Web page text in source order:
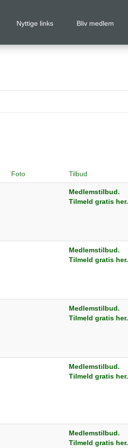
Nyttige links Bliv medlem
Foto Tilbud
Medlemstilbud.
Tilmeld gratis her.
Medlemstilbud.
Tilmeld gratis her.
Medlemstilbud.
Tilmeld gratis her.
Medlemstilbud.
Tilmeld gratis her.
Medlemstilbud.
Tilmeld gratis her.